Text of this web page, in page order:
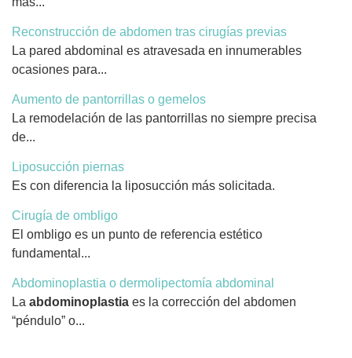
Reconstrucción de abdomen tras cirugías previas
La pared abdominal es atravesada en innumerables
ocasiones para...
Aumento de pantorrillas o gemelos
La remodelación de las pantorrillas no siempre precisa
de...
Liposucción piernas
Es con diferencia la liposucción más solicitada.
Cirugía de ombligo
El ombligo es un punto de referencia estético
fundamental...
Abdominoplastia o dermolipectomía abdominal
La abdominoplastia es la corrección del abdomen
“péndulo” o...